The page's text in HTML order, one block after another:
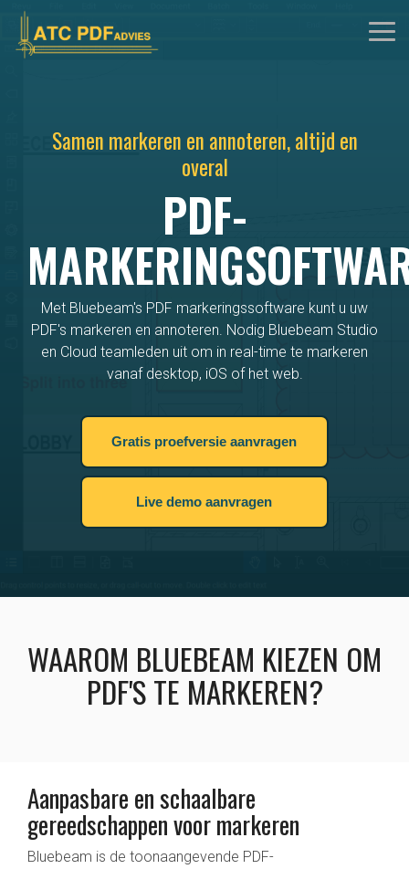
Skip
the
main
Samen markeren en annoteren, altijd en
overal
PDF-
Met Bluebeam's PDF markeringssoftware kunt u uw
PDF's markeren en annoteren. Nodig Bluebeam Studio
en Cloud teamleden uit om in real-time te markeren
vanaf desktop, iOS of het web.
Gratis proefversie aanvragen
Live demo aanvragen
WAAROM BLUEBEAM KIEZEN OM
PDF'S TE MARKEREN?
Aanpasbare en schaalbare
gereedschappen voor markeren
Bluebeam is de toonaangevende PDF-